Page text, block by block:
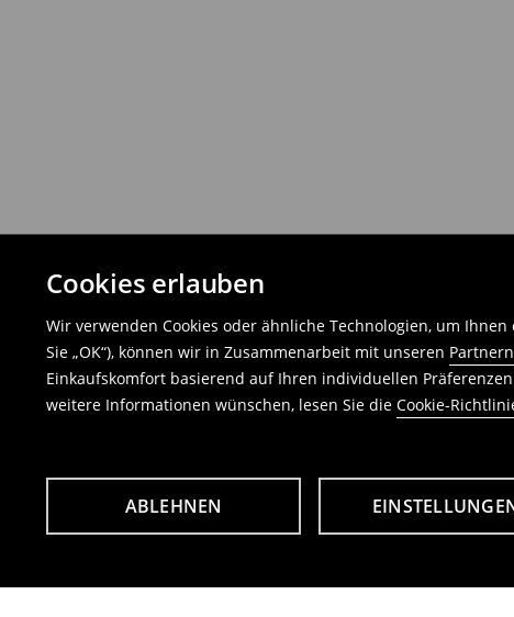
Cookies erlauben
Wir verwenden Cookies oder ähnliche Technologien, um
Sie „OK“), können wir in Zusammenarbeit mit unseren Partnern
Einkaufskomfort basierend auf Ihren individuellen
weitere Informationen wünschen, lesen Sie die Cookie-
ABLEHNEN